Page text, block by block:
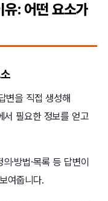
: 어떤 요소가
을 직접 생성해
서 필요한 정보를 얻고
·방법·목록 등 답변이
여줍니다.